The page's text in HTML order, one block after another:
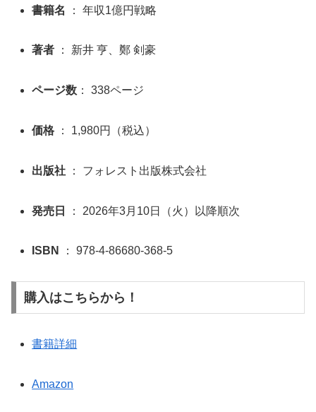
書籍名 ： 年収1億円戦略
著者 ： 新井 亨、鄭 剣豪
ページ数 ： 338ページ
価格 ： 1,980円（税込）
出版社 ： フォレスト出版株式会社
発売日 ： 2026年3月10日（火）以降順次
ISBN ： 978-4-86680-368-5
購入はこちらから！
書籍詳細
Amazon